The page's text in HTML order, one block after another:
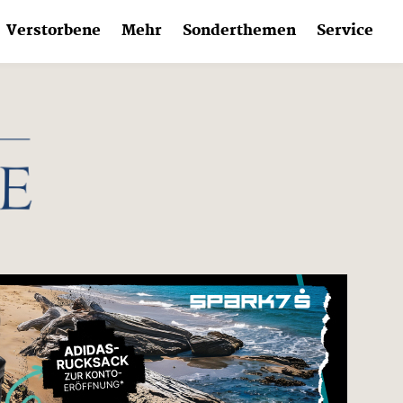
Verstorbene Mehr Sonderthemen Service